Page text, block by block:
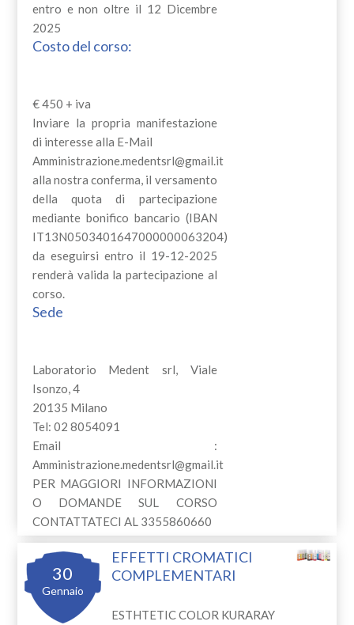
entro e non oltre il 12 Dicembre
2025
Costo del corso:
€ 450 + iva
Inviare la propria manifestazione
di interesse alla E-Mail
Amministrazione.medentsrl@gmail.it
alla nostra conferma, il versamento
della quota di partecipazione
mediante bonifico bancario (IBAN
IT13N0503401647000000063204)
da eseguirsi entro il 19-12-2025
renderà valida la partecipazione al
corso.
Sede
Laboratorio Medent srl, Viale
Isonzo, 4
20135 Milano
Tel: 02 8054091
Email :
Amministrazione.medentsrl@gmail.it
PER MAGGIORI INFORMAZIONI
O DOMANDE SUL CORSO
CONTATTATECI AL 3355860660
30
Gennaio
EFFETTI CROMATICI
COMPLEMENTARI
ESTHTETIC COLOR KURARAY